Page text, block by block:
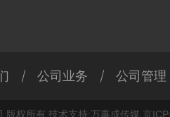
公司业务 公司管理
版权所有 技术支持:万事成传媒 京